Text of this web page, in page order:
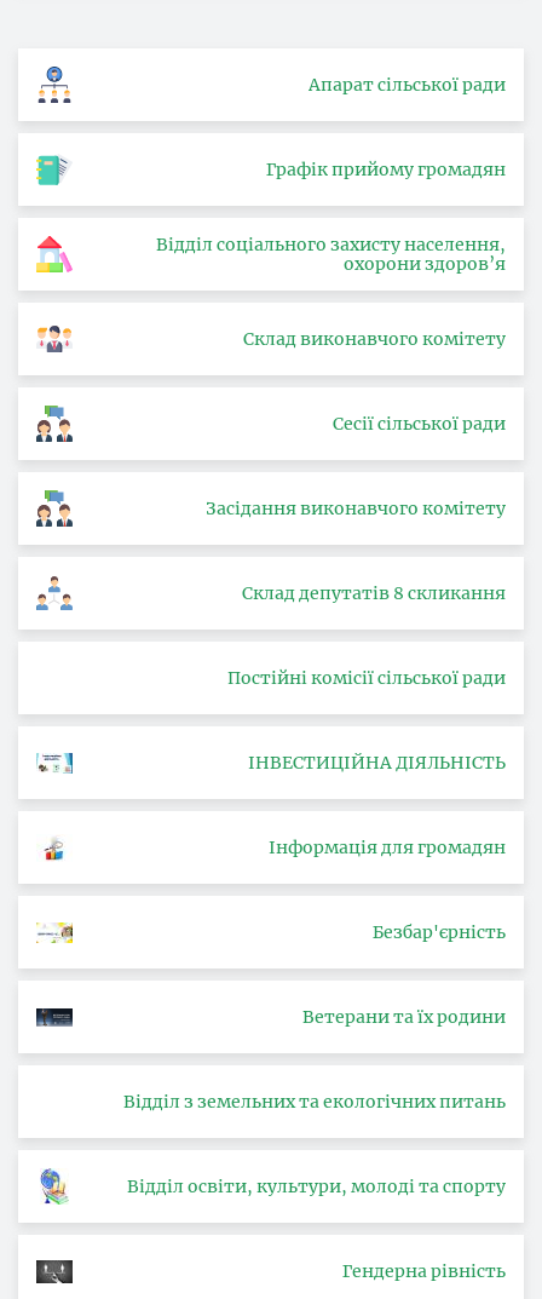
Апарат сільської ради
Графік прийому громадян
Відділ соціального захисту населення,
охорони здоров’я
Склад виконавчого комітету
Сесії сільської ради
Засідання виконавчого комітету
Склад депутатів 8 скликання
Постійні комісії сільської ради
ІНВЕСТИЦІЙНА ДІЯЛЬНІСТЬ
Інформація для громадян
Безбар'єрність
Ветерани та їх родини
Відділ з земельних та екологічних питань
Відділ освіти, культури, молоді та спорту
Гендерна рівність